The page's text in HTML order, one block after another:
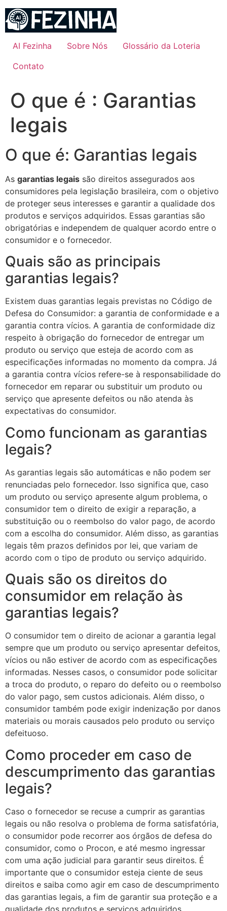
para
conteúdo
AI Fezinha Sobre Nós
Glossário da Loteria
Contato
O que é : Garantias
legais
O que é: Garantias legais
As garantias legais são direitos assegurados aos
consumidores pela legislação brasileira, com o objetivo
de proteger seus interesses e garantir a qualidade dos
produtos e serviços adquiridos. Essas garantias são
obrigatórias e independem de qualquer acordo entre o
consumidor e o fornecedor.
Quais são as principais
garantias legais?
Existem duas garantias legais previstas no Código de
Defesa do Consumidor: a garantia de conformidade e a
garantia contra vícios. A garantia de conformidade diz
respeito à obrigação do fornecedor de entregar um
produto ou serviço que esteja de acordo com as
especificações informadas no momento da compra. Já
a garantia contra vícios refere-se à responsabilidade do
fornecedor em reparar ou substituir um produto ou
serviço que apresente defeitos ou não atenda às
expectativas do consumidor.
Como funcionam as garantias
legais?
As garantias legais são automáticas e não podem ser
renunciadas pelo fornecedor. Isso significa que, caso
um produto ou serviço apresente algum problema, o
consumidor tem o direito de exigir a reparação, a
substituição ou o reembolso do valor pago, de acordo
com a escolha do consumidor. Além disso, as garantias
legais têm prazos definidos por lei, que variam de
acordo com o tipo de produto ou serviço adquirido.
Quais são os direitos do
consumidor em relação às
garantias legais?
O consumidor tem o direito de acionar a garantia legal
sempre que um produto ou serviço apresentar defeitos,
vícios ou não estiver de acordo com as especificações
informadas. Nesses casos, o consumidor pode solicitar
a troca do produto, o reparo do defeito ou o reembolso
do valor pago, sem custos adicionais. Além disso, o
consumidor também pode exigir indenização por danos
materiais ou morais causados pelo produto ou serviço
defeituoso.
Como proceder em caso de
descumprimento das garantias
legais?
Caso o fornecedor se recuse a cumprir as garantias
legais ou não resolva o problema de forma satisfatória,
o consumidor pode recorrer aos órgãos de defesa do
consumidor, como o Procon, e até mesmo ingressar
com uma ação judicial para garantir seus direitos. É
importante que o consumidor esteja ciente de seus
direitos e saiba como agir em caso de descumprimento
das garantias legais, a fim de garantir sua proteção e a
qualidade dos produtos e serviços adquiridos.